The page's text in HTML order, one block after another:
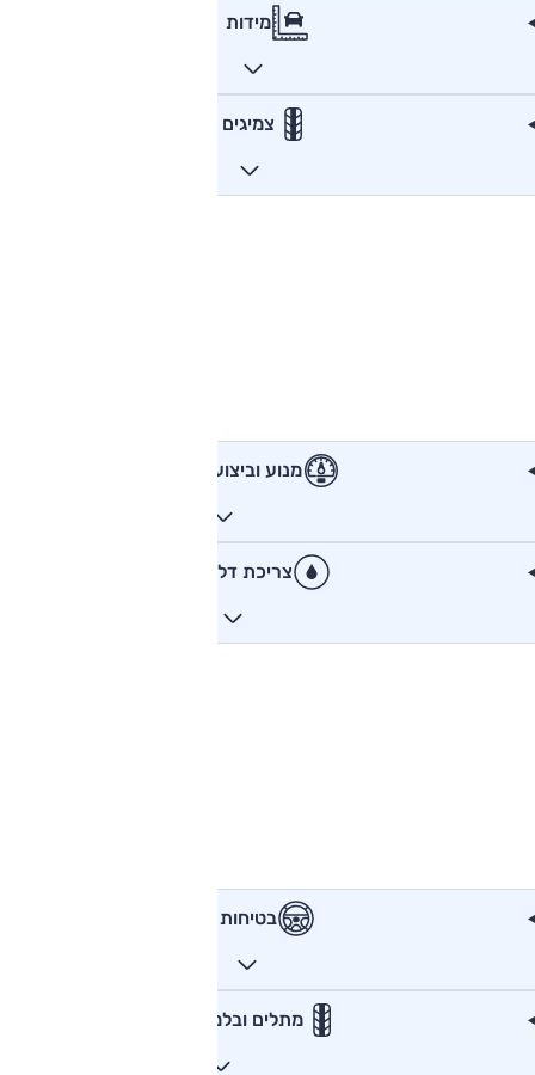
מידות
צמיגים
מנוע וביצועים
צריכת דלק
בטיחות
מתלים ובלמים